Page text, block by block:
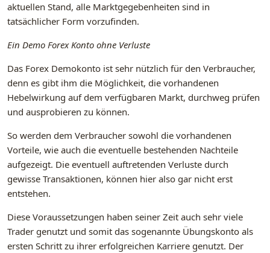
aktuellen Stand, alle Marktgegebenheiten sind in
tatsächlicher Form vorzufinden.
Ein Demo Forex Konto ohne Verluste
Das Forex Demokonto ist sehr nützlich für den Verbraucher,
denn es gibt ihm die Möglichkeit, die vorhandenen
Hebelwirkung auf dem verfügbaren Markt, durchweg prüfen
und ausprobieren zu können.
So werden dem Verbraucher sowohl die vorhandenen
Vorteile, wie auch die eventuelle bestehenden Nachteile
aufgezeigt. Die eventuell auftretenden Verluste durch
gewisse Transaktionen, können hier also gar nicht erst
entstehen.
Diese Voraussetzungen haben seiner Zeit auch sehr viele
Trader genutzt und somit das sogenannte Übungskonto als
ersten Schritt zu ihrer erfolgreichen Karriere genutzt. Der